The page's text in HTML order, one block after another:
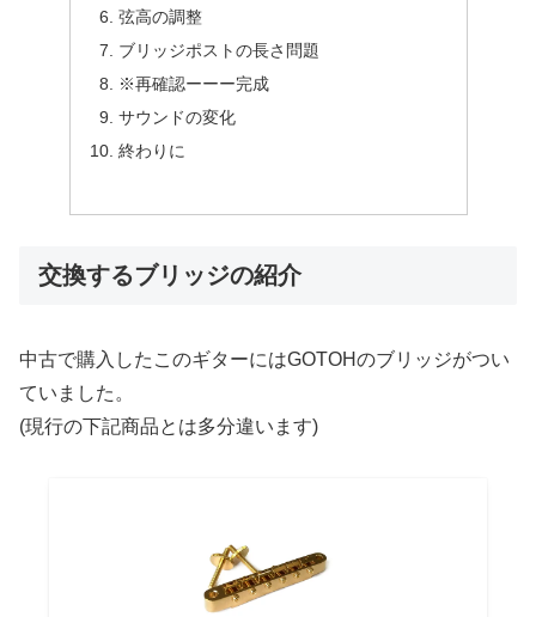
弦高の調整
ブリッジポストの長さ問題
※再確認ーーー完成
サウンドの変化
終わりに
交換するブリッジの紹介
中古で購入したこのギターにはGOTOHのブリッジがつい
ていました。
(現行の下記商品とは多分違います)